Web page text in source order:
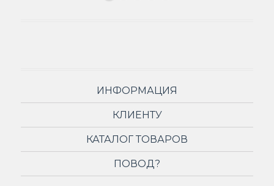
ИНФОРМАЦИЯ
КЛИЕНТУ
КАТАЛОГ ТОВАРОВ
ПОВОД?